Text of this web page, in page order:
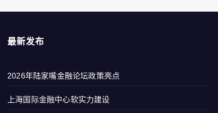
最新发布
2026年陆家嘴金融论坛政策亮点
上海国际金融中心软实力建设